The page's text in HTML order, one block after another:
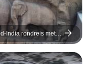
India rondreis met
Kovalam